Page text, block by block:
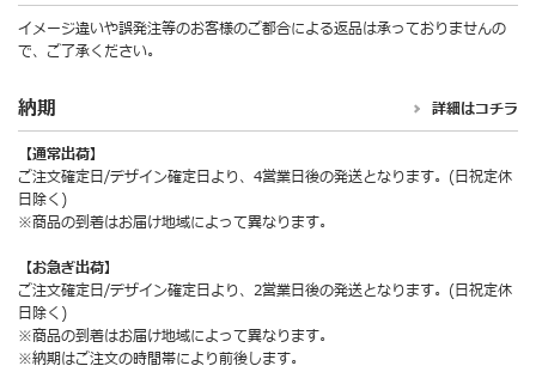
イメージ違いや誤発注等のお客様のご都合による返品は承っておりませんの
で、ご了承ください。
納期 詳細はコチラ
【通常出荷】
ご注文確定日/デザイン確定日より、4営業日後の発送となります。(日祝定休
日除く)
※商品の到着はお届け地域によって異なります。
【お急ぎ出荷】
ご注文確定日/デザイン確定日より、2営業日後の発送となります。(日祝定休
日除く)
※商品の到着はお届け地域によって異なります。
※納期はご注文の時間帯により前後します。